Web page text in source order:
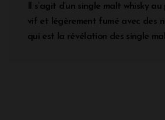
Il s’agit d’un single malt whisky
vif et légèrement fumé avec des
qui est la révélation des single